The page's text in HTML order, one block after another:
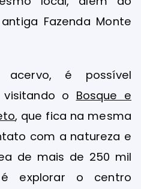
Fazenda Monte
é possível
o Bosque e
, que fica na mesma
com a natureza e
de mais de 250 mil
explorar o centro